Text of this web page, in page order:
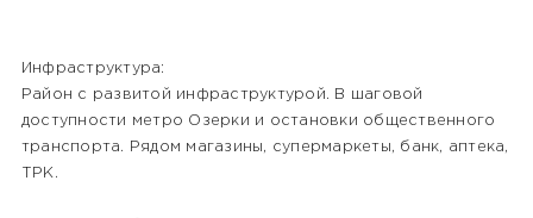
Инфраструктура:
Район с развитой инфраструктурой. В шаговой
доступности метро Озерки и остановки общественного
транспорта. Рядом магазины, супермаркеты, банк, аптека,
ТРК.